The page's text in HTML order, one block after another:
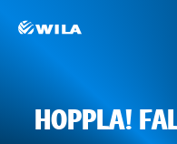
HOPPLA!